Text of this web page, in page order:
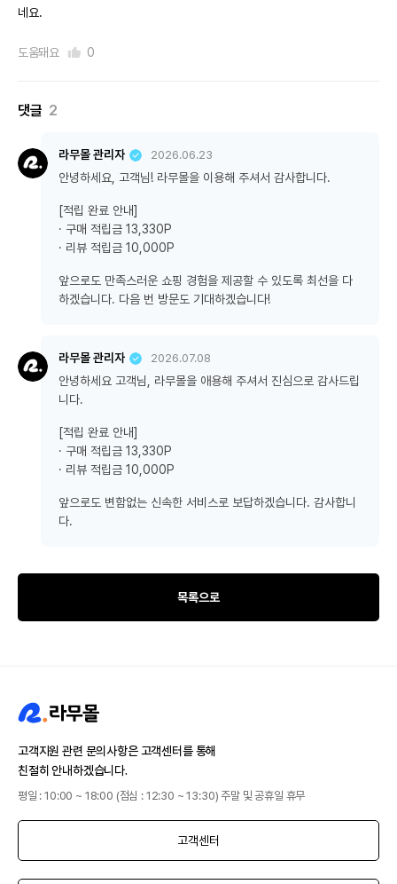
네요.
도움돼요 0
댓글 2
라무몰 관리자 2026.06.23
안녕하세요, 고객님! 라무몰을 이용해 주셔서 감사합니다.
[적립 완료 안내]
· 구매 적립금 13,330P
· 리뷰 적립금 10,000P
앞으로도 만족스러운 쇼핑 경험을 제공할 수 있도록 최선을 다
하겠습니다. 다음 번 방문도 기대하겠습니다!
라무몰 관리자 2026.07.08
안녕하세요 고객님, 라무몰을 애용해 주셔서 진심으로 감사드립
니다.
[적립 완료 안내]
· 구매 적립금 13,330P
· 리뷰 적립금 10,000P
앞으로도 변함없는 신속한 서비스로 보답하겠습니다. 감사합니
다.
목록으로
고객지원 관련 문의사항은 고객센터를 통해
친절히 안내하겠습니다.
평일 : 10:00 ~ 18:00 (점심 : 12:30 ~ 13:30) 주말 및 공휴일 휴무
고객센터